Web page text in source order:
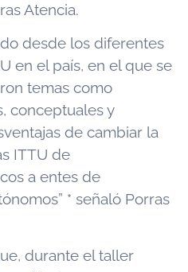
Atencia.
desde los diferentes
en el país, en el que se
temas como
conceptuales y
de cambiar la
ITTU de
a entes de
* señaló Porras
durante el taller